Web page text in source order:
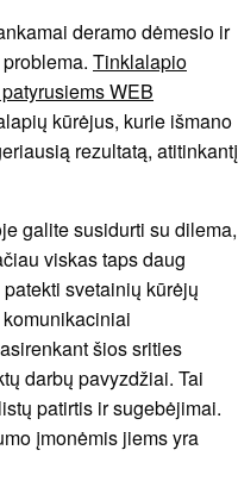
deramo dėmesio ir
Tinklalapio
WEB
kūrėjus, kurie išmano
rezultatą, atitinkantį
galite susidurti su dilema,
viskas taps daug
svetainių kūrėjų
šios srities
darbų pavyzdžiai. Tai
patirtis ir sugebėjimai.
įmonėmis jiems yra